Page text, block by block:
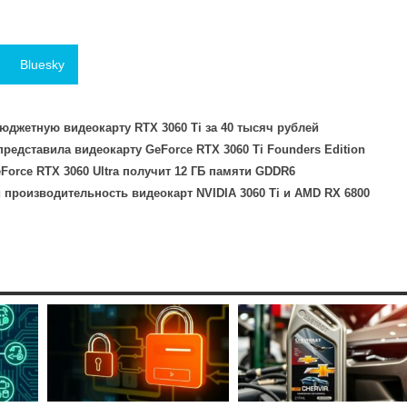
Bluesky
видеокарту RTX 3060 Ti за 40 тысяч рублей
видеокарту GeForce RTX 3060 Ti Founders Edition
RTX 3060 Ultra получит 12 ГБ памяти GDDR6
видеокарт NVIDIA 3060 Ti и AMD RX 6800